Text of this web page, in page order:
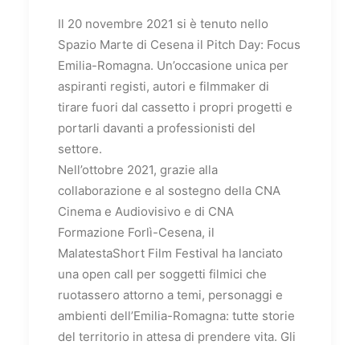
Il 20 novembre 2021 si è tenuto nello
Spazio Marte di Cesena il Pitch Day: Focus
Emilia-Romagna. Un’occasione unica per
aspiranti registi, autori e filmmaker di
tirare fuori dal cassetto i propri progetti e
portarli davanti a professionisti del
settore.
Nell’ottobre 2021, grazie alla
collaborazione e al sostegno della CNA
Cinema e Audiovisivo e di CNA
Formazione Forlì-Cesena, il
MalatestaShort Film Festival ha lanciato
una open call per soggetti filmici che
ruotassero attorno a temi, personaggi e
ambienti dell’Emilia-Romagna: tutte storie
del territorio in attesa di prendere vita. Gli